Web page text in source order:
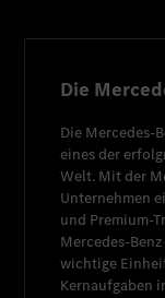
Die
Die Mercedes-
eines der
Welt. Mit der
Unternehmen
und Premium-
Mercedes-
wichtige
Kernaufgaben